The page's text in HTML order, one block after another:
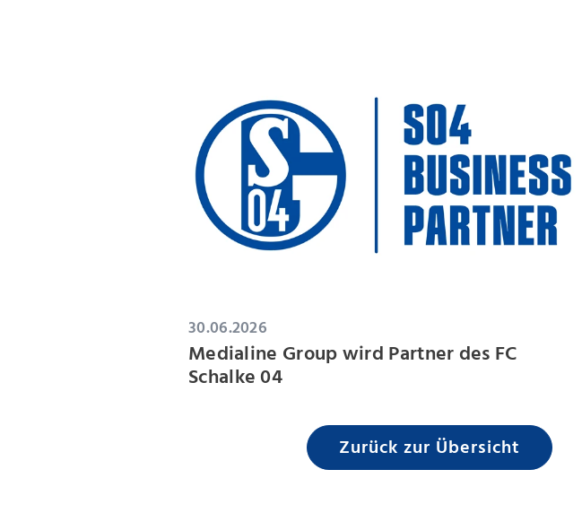
30.06.2026
Medialine Group wird Partner des FC
Schalke 04
Zurück zur Übersicht